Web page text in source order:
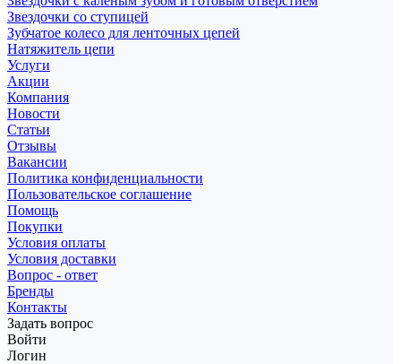
Звездочки со ступицей
Зубчатое колесо для ленточных цепей
Натяжитель цепи
Услуги
Акции
Компания
Новости
Статьи
Отзывы
Вакансии
Политика конфиденциальности
Пользовательское соглашение
Помощь
Покупки
Условия оплаты
Условия доставки
Вопрос - ответ
Бренды
Контакты
Задать вопрос
Войти
Логин